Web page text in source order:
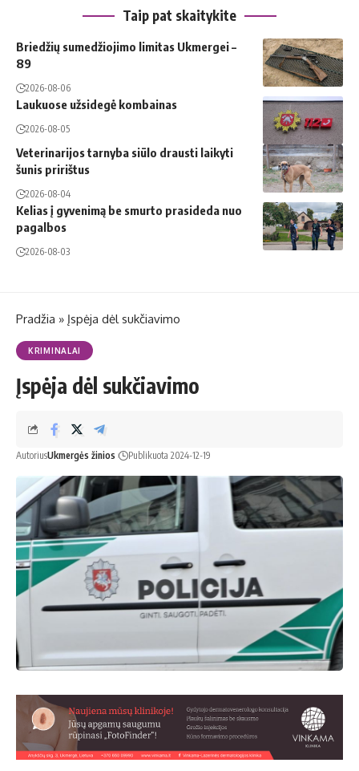
Taip pat skaitykite
Briedžių sumedžiojimo limitas Ukmergei –
89
2026-08-06
Laukuose užsidegė kombainas
2026-08-05
Veterinarijos tarnyba siūlo drausti laikyti
šunis pririštus
2026-08-04
Kelias į gyvenimą be smurto prasideda nuo
pagalbos
2026-08-03
Pradžia » Įspėja dėl sukčiavimo
KRIMINALAI
Įspėja dėl sukčiavimo
AutoriusUkmergės žinios Publikuota 2024-12-19